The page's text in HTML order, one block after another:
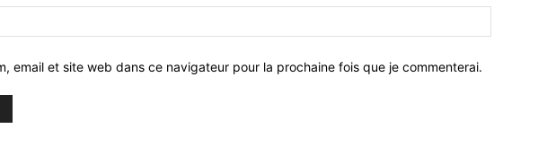
email et site web dans ce navigateur pour la prochaine fois que je commenterai.